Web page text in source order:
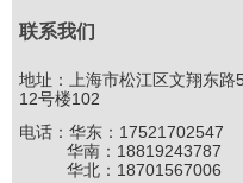
联系我们
地址：上海市松江区文翔东路
12号楼102
电话：华东：17521702547
华南：18819243787
华北：18701567006